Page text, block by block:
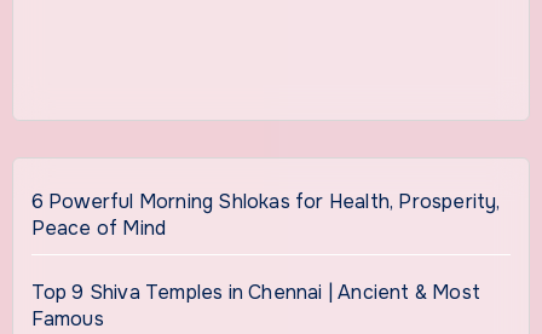
6 Powerful Morning Shlokas for Health, Prosperity,
Peace of Mind
Top 9 Shiva Temples in Chennai | Ancient & Most
Famous